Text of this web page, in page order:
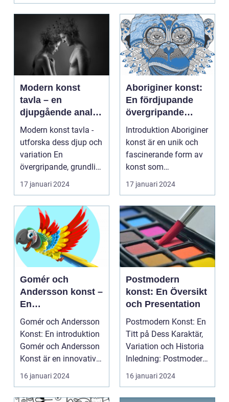
Modern konst
tavla – en
djupgående analys
av denna
konstform
Modern konst tavla -
utforska dess djup och
variation En
övergripande, grundlig
översikt över "mod...
17 januari 2024
Aboriginer konst:
En fördjupande
övergripande
översikt
Introduktion Aboriginer
konst är en unik och
fascinerande form av
konst som
härstammar från den
urs...
17 januari 2024
Gomér och
Andersson konst –
En
mångdimensionell
utforskning av
konsten
Gomér och Andersson
Konst: En introduktion
Gomér och Andersson
Konst är en innovativ
rörelse inom d...
16 januari 2024
Postmodern
konst: En Översikt
och Presentation
Postmodern Konst: En
Titt på Dess Karaktär,
Variation och Historia
Inledning: Postmodern
konst är e...
16 januari 2024